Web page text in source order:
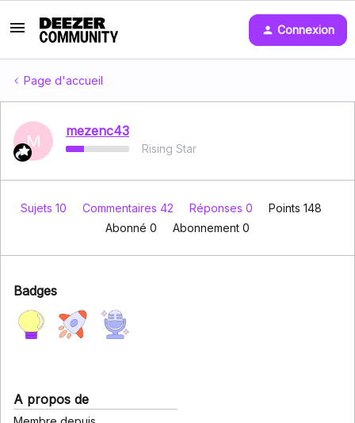
Connexion
Page d'accueil
M
mezenc43
Rising Star
Sujets 10 Commentaires 42 Réponses 0
Points 148
Abonné 0 Abonnement 0
Badges
A propos de